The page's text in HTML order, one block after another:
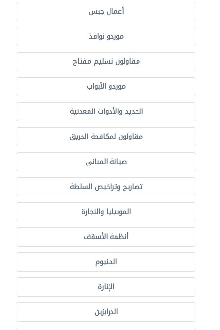
أعمال جبس
موردو نوافذ
مقاولون تسليم مفتاح
موردو الأبواب
الحديد والأدوات المعدنية
مقاولون لمكافحة الحريق
صيانة المباني
تصاريح وتراخيص السلطة
الموبيليا والنجارة
أنظمة الأسقف
المنيوم
الإنارة
الدرابزين